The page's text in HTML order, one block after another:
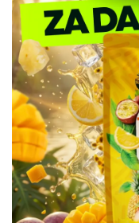
⭐Jak przygotować
Yerbador Mate to
Grande do Sul i
sanitarnej. Nasz
biochemicznej, a
Matero by Yerbador
kadmu, ołowiu i
Europie jakość, a